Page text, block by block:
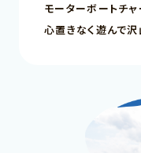
モーターボートチ
心置きなく遊んで沢